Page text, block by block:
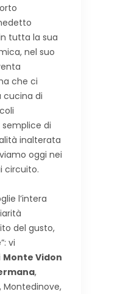
tutta la sua
nel suo
che ci
cucina di
di
inalterata
oggi nei
circuito.
l’intera
del gusto,
vi
Monte Vidon
,
Montedinove,